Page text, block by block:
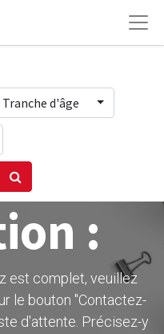
Tranche d'âge
:
est complet, veuillez
le bouton ''Contactez-
d'attente. Précisez-y